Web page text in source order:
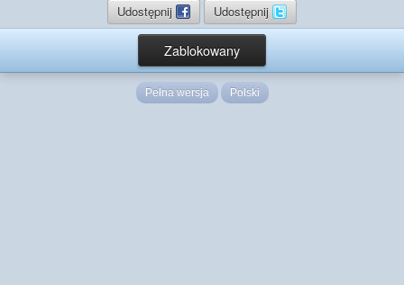
Udostępnij Udostępnij
Zablokowany
Pełna wersja Polski